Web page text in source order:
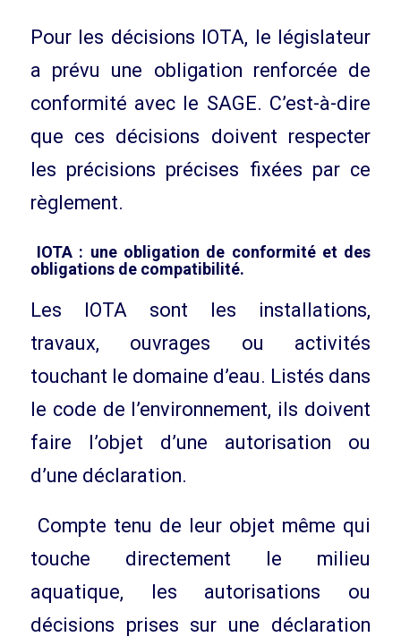
Pour les décisions IOTA, le législateur
a prévu une obligation renforcée de
conformité avec le SAGE. C’est-à-dire
que ces décisions doivent respecter
les précisions précises fixées par ce
règlement.
IOTA : une obligation de conformité et des
obligations de compatibilité.
Les IOTA sont les installations,
travaux, ouvrages ou activités
touchant le domaine d’eau. Listés dans
le code de l’environnement, ils doivent
faire l’objet d’une autorisation ou
d’une déclaration.
Compte tenu de leur objet même qui
touche directement le milieu
aquatique, les autorisations ou
décisions prises sur une déclaration